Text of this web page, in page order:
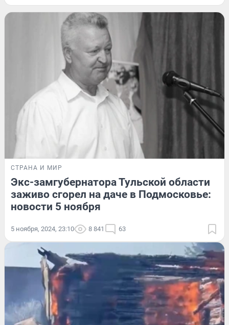
СТРАНА И МИР
Экс-замгубернатора Тульской области
заживо сгорел на даче в Подмосковье:
новости 5 ноября
5 ноября, 2024, 23:10 8 841 63